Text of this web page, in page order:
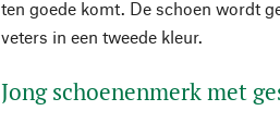
ten goede komt. De schoen wordt
veters in een tweede kleur.
Jong schoenenmerk met